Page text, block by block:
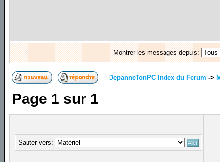
Montrer les messages depuis:
DepanneTonPC Index du Forum ->
Page 1 sur 1
Sauter vers: